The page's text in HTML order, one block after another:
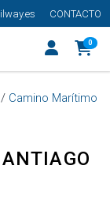
CONTACTO
0
/ Camino Marítimo